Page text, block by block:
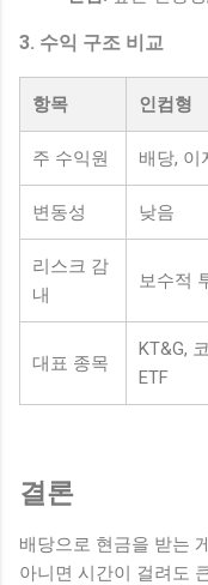
3. 수익 구조 비교
항목 인컴형
주 수익원 배당, 이
변동성 낮음
리스크 감
내
보수적
대표 종목
KT&G,
ETF
결론
배당으로 현금을 받는
아니면 시간이 걸려도